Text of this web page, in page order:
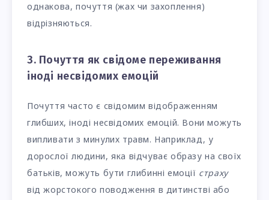
однакова, почуття (жах чи захоплення)
відрізняються.
3. Почуття як свідоме переживання
іноді несвідомих емоцій
Почуття часто є свідомим відображенням
глибших, іноді несвідомих емоцій. Вони можуть
випливати з минулих травм. Наприклад, у
дорослої людини, яка відчуває образу на своїх
батьків, можуть бути глибинні емоції страху
від жорстокого поводження в дитинстві або